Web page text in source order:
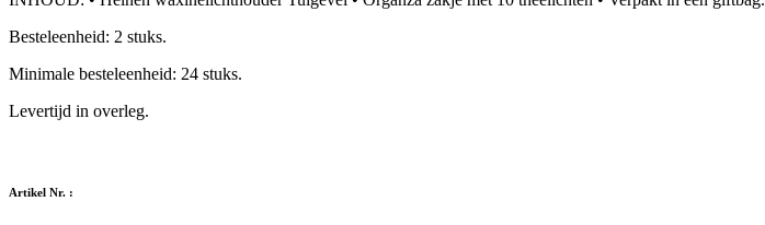
Besteleenheid: 2 stuks.
Minimale besteleenheid: 24 stuks.
Levertijd in overleg.
Artikel Nr. :